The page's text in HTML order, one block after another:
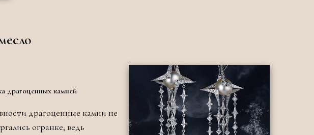
драгоценных камней
драгоценные камни не
огранке, ведь